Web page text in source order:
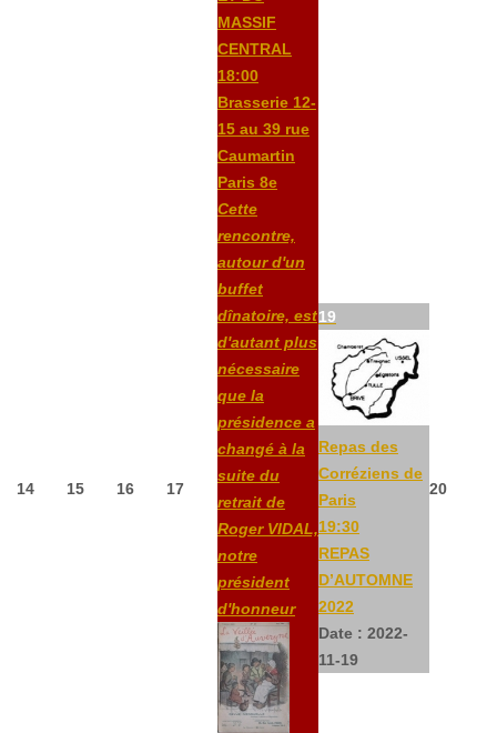
14 15 16 17
MASSIF
CENTRAL
18:00
Brasserie 12-
15 au 39 rue
Caumartin
Paris 8e
Cette
rencontre,
autour d'un
buffet
dînatoire, est
d'autant plus
nécessaire
que la
présidence a
changé à la
suite du
retrait de
Roger VIDAL,
notre
président
d'honneur
19
Repas des
Corréziens de
Paris
19:30
REPAS
D’AUTOMNE
2022
Date : 2022-
11-19
20